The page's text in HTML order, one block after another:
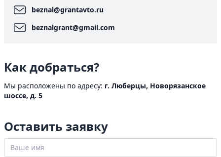
beznal@grantavto.ru
beznalgrant@gmail.com
Как добраться?
Мы расположены по адресу: г. Люберцы, Новорязанское
шоссе, д. 5
Оставить заявку